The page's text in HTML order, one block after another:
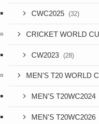
CWC2025 (32)
CRICKET WORLD
CW2023 (28)
MEN'S T20 WORLD
MEN'S T20WC2024
MEN'S T20WC2026